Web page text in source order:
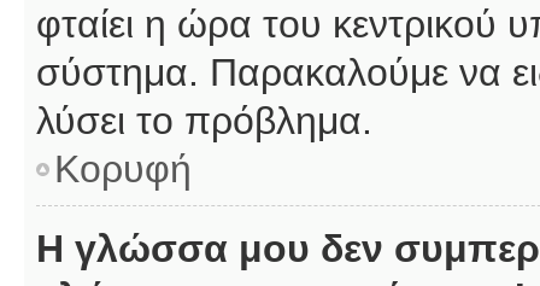
φταίει η ώρα του κεντρικού
σύστημα. Παρακαλούμε να
λύσει το πρόβλημα.
Κορυφή
Η γλώσσα μου δεν